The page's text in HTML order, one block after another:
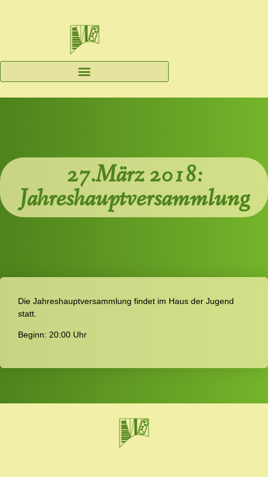
27.März 2018:
Jahreshauptversammlung
Die Jahreshauptversammlung findet im Haus der Jugend
statt.
Beginn: 20:00 Uhr